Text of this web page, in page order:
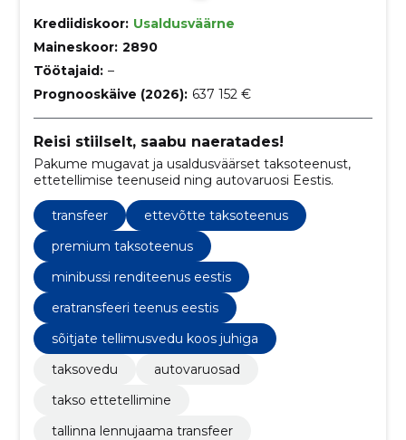
Krediidiskoor: Usaldusväärne
Maineskoor: 2890
Töötajaid: –
Prognooskäive (2026): 637 152 €
Reisi stiilselt, saabu naeratades!
Pakume mugavat ja usaldusväärset taksoteenust,
ettetellimise teenuseid ning autovaruosi Eestis.
transfeer
ettevõtte taksoteenus
premium taksoteenus
minibussi renditeenus eestis
eratransfeeri teenus eestis
sõitjate tellimusvedu koos juhiga
taksovedu
autovaruosad
takso ettetellimine
tallinna lennujaama transfeer